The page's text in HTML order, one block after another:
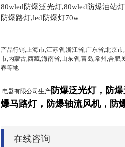
80wled防爆泛光灯,80wled防爆油站
防爆路灯,led防爆灯70w
产品行销,上海市,江苏省,浙江省,广东省,北京
市,内蒙古,西藏,海南省,山东省,青岛,常州,合肥
春等地
电器有限公司生产 防爆泛光灯，防
爆马路灯， 防爆轴流风机，防
在线咨询